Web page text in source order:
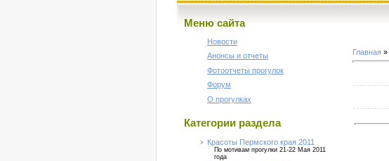
Меню сайта
Новости
Анонсы и отчеты
Фотоотчеты прогулок
Форум
О прогулках
Категории раздела
Красоты Пермского края 2011
По мотивам прогулки 21-22 Мая 2011
года
Главная »